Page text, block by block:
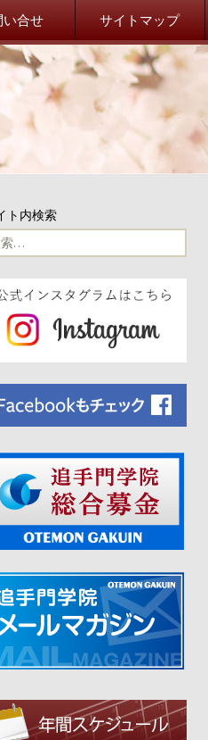
友会 山桜会
事務局だより
事務局からのお知らせ
100周年
い合せ サイトマップ
ト内検索